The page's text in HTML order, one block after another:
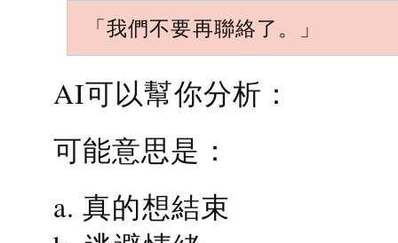
「我們不要再聯絡了。」
AI可以幫你分析：
可能意思是：
a. 真的想結束